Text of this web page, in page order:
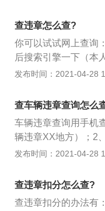
行政复议；2、如果
一份违章处理通知书
罚款的缴纳；3、违
然在，则需要拿着回
查违章怎么查?
你可以试试网上查询
后搜索引擎一下（本
然后找到查询违章模
明书中都有。
发布时间：2021-04-28
查车辆违章查询怎么
车辆违章查询用手机
辆违章XX地方）；2
行查询，一般需要输
发布时间：2021-04-28
查违章扣分怎么查?
查违章扣分的办法有